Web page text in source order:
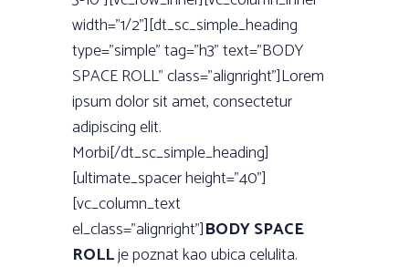
width=”1/2”][dt_sc_simple_heading
type=”simple” tag=”h3” text=”BODY
SPACE ROLL” class=”alignright”]Lorem
ipsum dolor sit amet, consectetur
adipiscing elit.
Morbi[/dt_sc_simple_heading]
[ultimate_spacer height=”40”]
[vc_column_text
el_class=”alignright”]BODY SPACE
ROLLje poznat kao ubica celulita.